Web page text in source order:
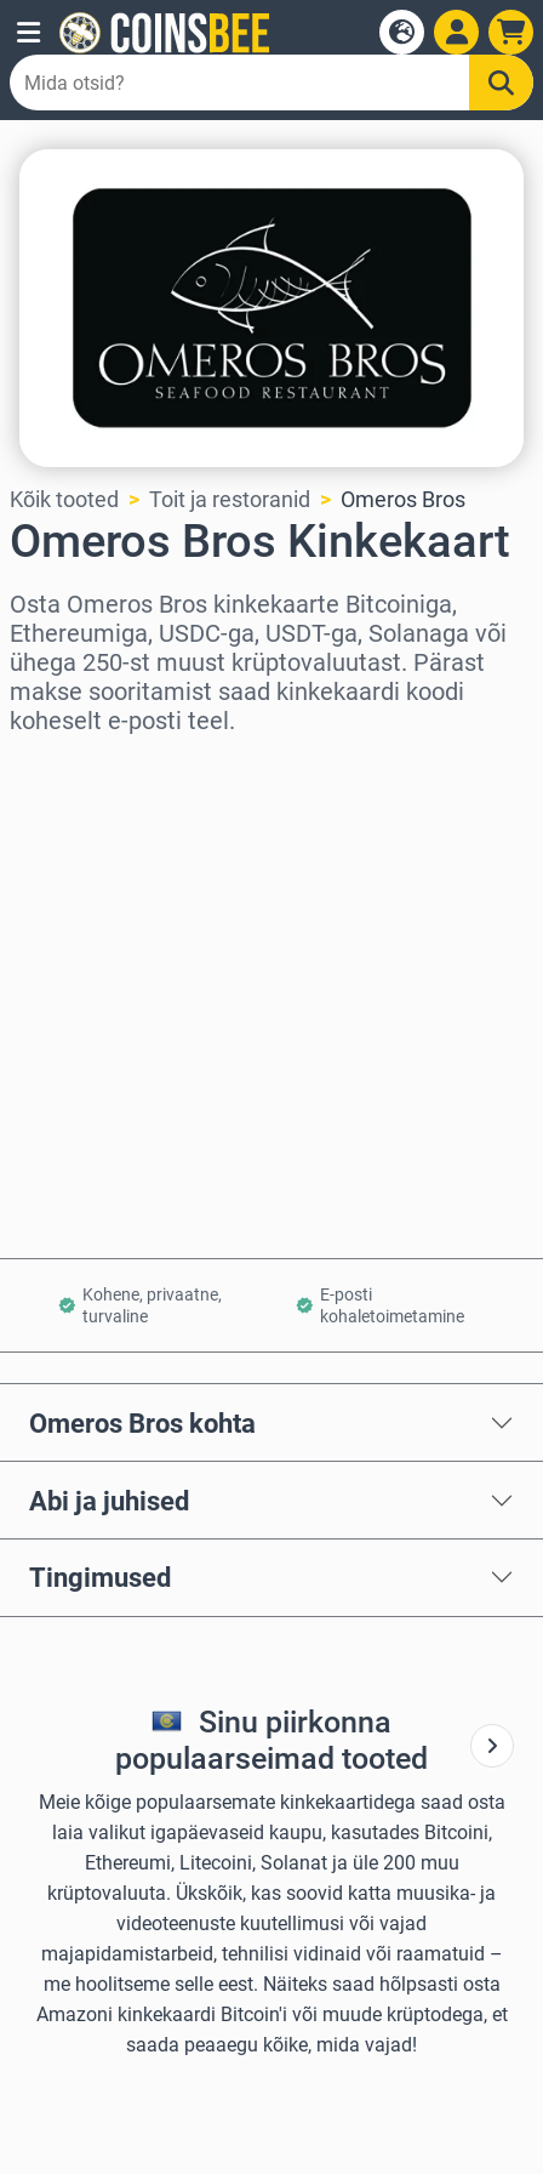
Kõik tooted Toit ja restoranid Omeros Bros
Omeros Bros Kinkekaart
Osta Omeros Bros kinkekaarte Bitcoiniga,
Ethereumiga, USDC-ga, USDT-ga, Solanaga või
ühega 250-st muust krüptovaluutast. Pärast
makse sooritamist saad kinkekaardi koodi
koheselt e-posti teel.
Kohene, privaatne,
turvaline
E-posti
kohaletoimetamine
Omeros Bros kohta
Abi ja juhised
Tingimused
Sinu piirkonna
populaarseimad tooted
Meie kõige populaarsemate kinkekaartidega saad osta
laia valikut igapäevaseid kaupu, kasutades Bitcoini,
Ethereumi, Litecoini, Solanat ja üle 200 muu
krüptovaluuta. Ükskõik, kas soovid katta muusika- ja
videoteenuste kuutellimusi või vajad
majapidamistarbeid, tehnilisi vidinaid või raamatuid –
me hoolitseme selle eest. Näiteks saad hõlpsasti osta
Amazoni kinkekaardi Bitcoin'i või muude krüptodega, et
saada peaaegu kõike, mida vajad!